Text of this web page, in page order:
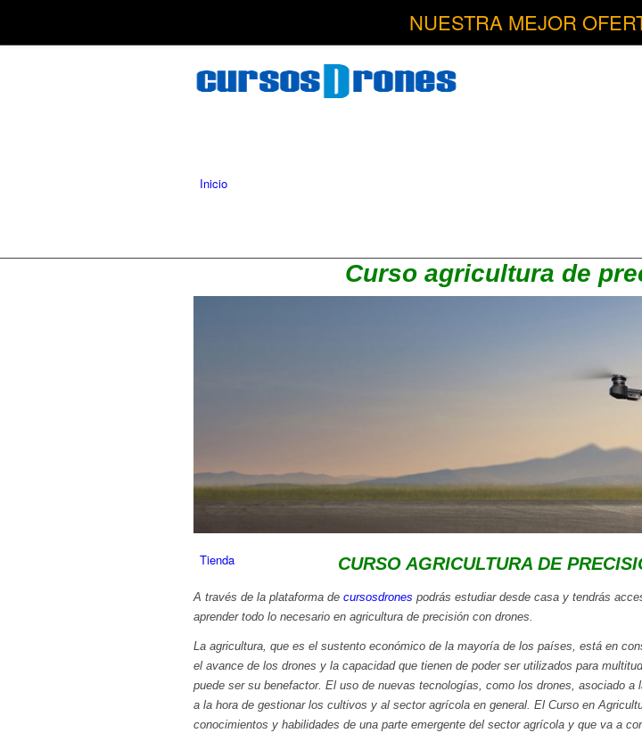
Inicio
Servicios
Tienda
Curso agricultura de
CURSO AGRICULTURA DE
A través de la plataforma de cursosdrones podrás estudiar desde casa y tendrás
aprender todo lo necesario en agricultura de precisión con drones.
La agricultura, que es el sustento económico de la mayoría de los países, está en
el avance de los drones y la capacidad que tienen de poder ser utilizados para
puede ser su benefactor. El uso de nuevas tecnologías, como los drones, asociado
a la hora de gestionar los cultivos y al sector agrícola en general. El Curso en
conocimientos y habilidades de una parte emergente del sector agrícola y que va a
NUESTRA MEJOR